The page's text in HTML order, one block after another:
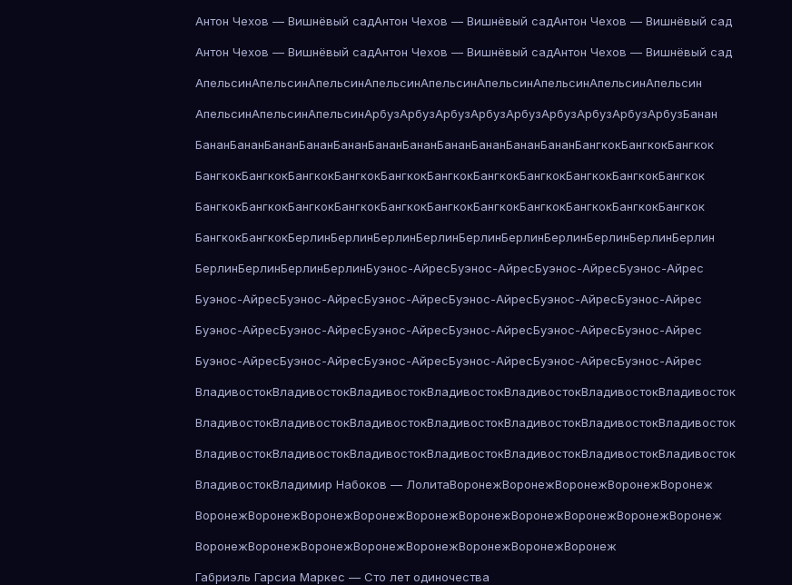
Антон Чехов — Вишнёвый садАнтон Чехов — Вишнёвый садАнтон Чехов — Вишнёвый сад
Антон Чехов — Вишнёвый садАнтон Чехов — Вишнёвый садАнтон Чехов — Вишнёвый сад
АпельсинАпельсинАпельсинАпельсинАпельсинАпельсинАпельсинАпельсинАпельсин
АпельсинАпельсинАпельсинАрбузАрбузАрбузАрбузАрбузАрбузАрбузАрбузАрбузБанан
БананБананБананБананБананБананБананБананБананБананБананБангкокБангкокБангкок
БангкокБангкокБангкокБангкокБангкокБангкокБангкокБангкокБангкокБангкокБангкок
БангкокБангкокБангкокБангкокБангкокБангкокБангкокБангкокБангкокБангкокБангкок
БангкокБангкокБерлинБерлинБерлинБерлинБерлинБерлинБерлинБерлинБерлинБерлин
БерлинБерлинБерлинБерлинБуэнос-АйресБуэнос-АйресБуэнос-АйресБуэнос-Айрес
Буэнос-АйресБуэнос-АйресБуэнос-АйресБуэнос-АйресБуэнос-АйресБуэнос-Айрес
Буэнос-АйресБуэнос-АйресБуэнос-АйресБуэнос-АйресБуэнос-АйресБуэнос-Айрес
Буэнос-АйресБуэнос-АйресБуэнос-АйресБуэнос-АйресБуэнос-АйресБуэнос-Айрес
ВладивостокВладивостокВладивостокВладивостокВладивостокВладивостокВладивосток
ВладивостокВладивостокВладивостокВладивостокВладивостокВладивостокВладивосток
ВладивостокВладивостокВладивостокВладивостокВладивостокВладивостокВладивосток
ВладивостокВладимир Набоков — ЛолитаВоронежВоронежВоронежВоронежВоронеж
ВоронежВоронежВоронежВоронежВоронежВоронежВоронежВоронежВоронежВоронеж
ВоронежВоронежВоронежВоронежВоронежВоронежВоронежВоронеж
Габриэль Гарсиа Маркес — Сто лет одиночества